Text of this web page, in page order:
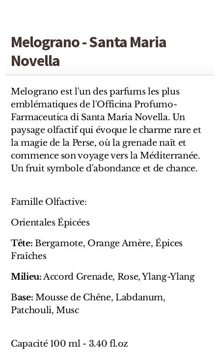
Melograno - Santa Maria
Novella
Melograno est l'un des parfums les plus
emblématiques de l'Officina Profumo-
Farmaceutica di Santa Maria Novella. Un
paysage olfactif qui évoque le charme rare et
la magie de la Perse, où la grenade naît et
commence son voyage vers la Méditerranée.
Un fruit symbole d'abondance et de chance.
Famille Olfactive:
Orientales Épicées
Tête: Bergamote, Orange Amère, Épices
Fraîches
Milieu:Accord Grenade, Rose, Ylang-Ylang
Base: Mousse de Chêne, Labdanum,
Patchouli, Musc
Capacité 100 ml - 3.40 fl.oz
The Different Company
Perris Monte-carlo
Robert Piguet
Sensatio
Trudon
Marques Italiennes
Marques Suisses
Créateur Olfactif Genève
Pernoire
Marques Néerlandaises